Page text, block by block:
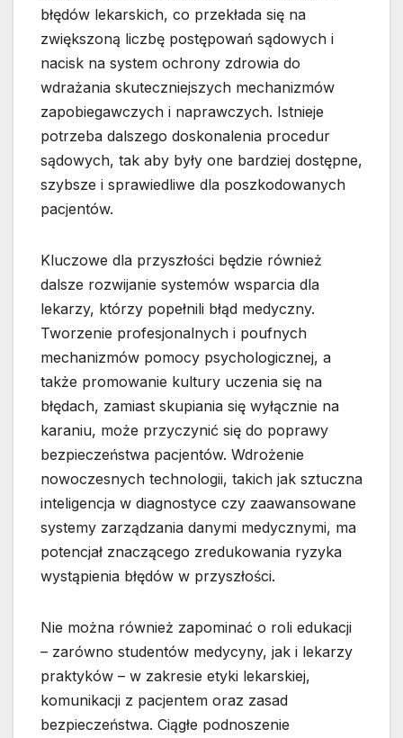
błędów lekarskich, co przekłada się na
zwiększoną liczbę postępowań sądowych i
nacisk na system ochrony zdrowia do
wdrażania skuteczniejszych mechanizmów
zapobiegawczych i naprawczych. Istnieje
potrzeba dalszego doskonalenia procedur
sądowych, tak aby były one bardziej dostępne,
szybsze i sprawiedliwe dla poszkodowanych
pacjentów.
Kluczowe dla przyszłości będzie również
dalsze rozwijanie systemów wsparcia dla
lekarzy, którzy popełnili błąd medyczny.
Tworzenie profesjonalnych i poufnych
mechanizmów pomocy psychologicznej, a
także promowanie kultury uczenia się na
błędach, zamiast skupiania się wyłącznie na
karaniu, może przyczynić się do poprawy
bezpieczeństwa pacjentów. Wdrożenie
nowoczesnych technologii, takich jak sztuczna
inteligencja w diagnostyce czy zaawansowane
systemy zarządzania danymi medycznymi, ma
potencjał znaczącego zredukowania ryzyka
wystąpienia błędów w przyszłości.
Nie można również zapominać o roli edukacji
– zarówno studentów medycyny, jak i lekarzy
praktyków – w zakresie etyki lekarskiej,
komunikacji z pacjentem oraz zasad
bezpieczeństwa. Ciągłe podnoszenie